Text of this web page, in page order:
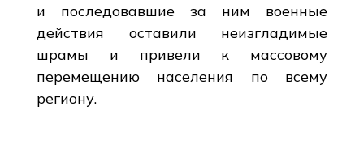
и последовавшие за ним военные
действия оставили неизгладимые
шрамы и привели к массовому
перемещению населения по всему
региону.